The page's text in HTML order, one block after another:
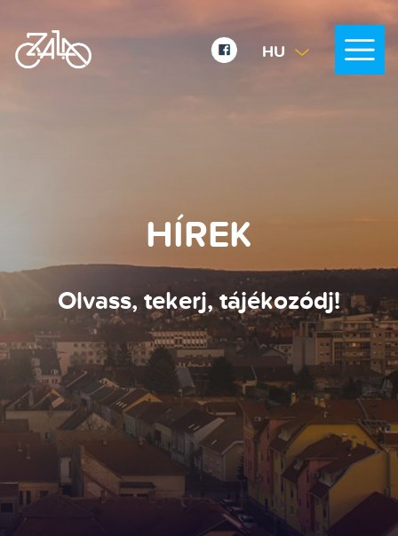
HU
HÍREK
Olvass, tekerj, tájékozódj!